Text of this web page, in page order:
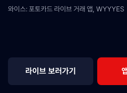
와이스: 포토카드 라이브 거래 앱, WYYYES
라이브 보러가기